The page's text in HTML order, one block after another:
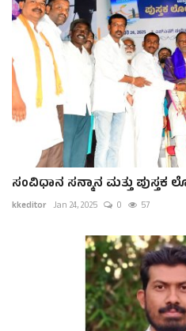
ಸಂವಿಧಾನ ಸನ್ಮಾನ ಮತ್ತು ಪುಸ್ತಕ
kkeditor Jan 24, 2025 0 57